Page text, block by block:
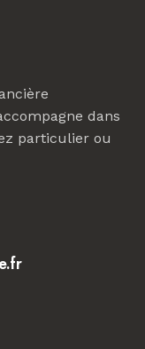
dans
particulier ou